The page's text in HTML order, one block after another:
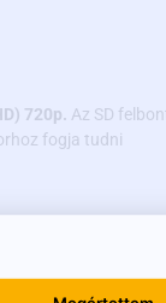
720p. Az SD
fogja tudni